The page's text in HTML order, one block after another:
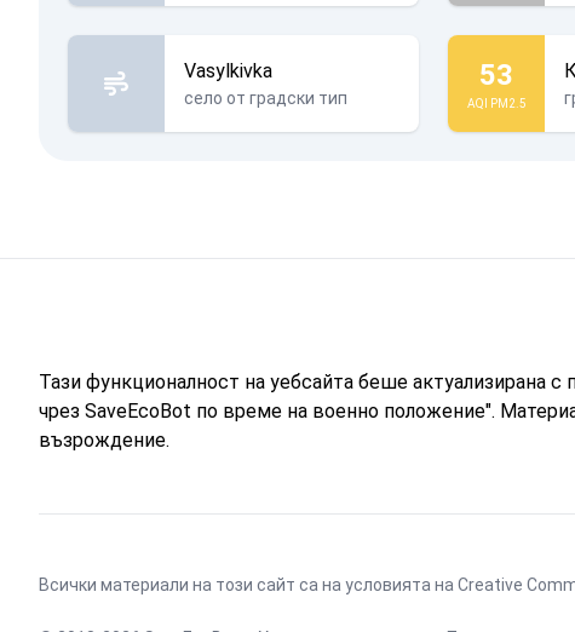
Vasylkivka
село от градски тип
53
AQI PM2.5
Тази функционалност на уебсайта беше актуализирана
чрез SaveEcoBot по време на военно положение".
възрождение.
Всички материали на този сайт са на условията на Creative